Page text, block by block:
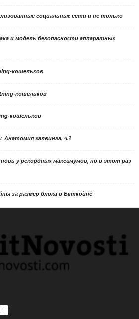
социальные сети и не только
и модель безопасности аппаратных
кошельков
кошельков
кошельков
Анатомия халвинга, ч.2
у рекордных максимумов, но в этот раз
за размер блока в Биткойне